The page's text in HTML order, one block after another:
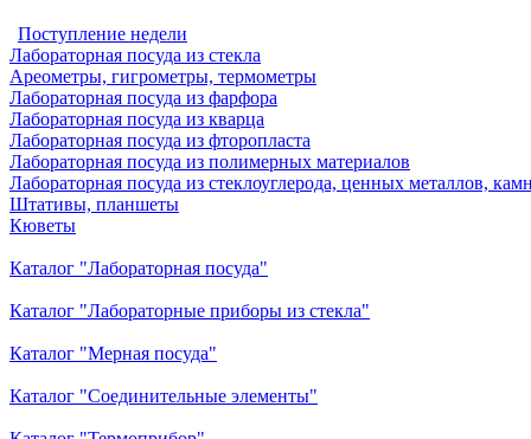
Поступление недели
Лабораторная посуда из стекла
Ареометры, гигрометры, термометры
Лабораторная посуда из фарфора
Лабораторная посуда из кварца
Лабораторная посуда из фторопласта
Лабораторная посуда из полимерных материалов
Лабораторная посуда из стеклоуглерода, ценных металлов,
Штативы, планшеты
Кюветы
Каталог "Лабораторная посуда"
Каталог "Лабораторные приборы из стекла"
Каталог "Мерная посуда"
Каталог "Соединительные элементы"